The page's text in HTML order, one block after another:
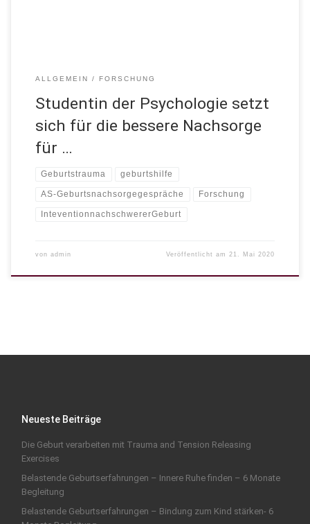
ALLGEMEIN FORSCHUNG
Studentin der Psychologie setzt
sich für die bessere Nachsorge
für …
Geburtstrauma geburtshilfe
AS-Geburtsnachsorgegespräche Forschung
InteventionnachschwererGeburt
von admin Veröffentlicht am 21. Mai 2020
Neueste Beiträge
Die Geburt verarbeiten mit Trauma and Tension Releasing
Exercises
Belastende Geburtserfahrungen – Innere Ruhe finden – 6 Monate
Begleitung
Belastende Geburtserfahrungen – Bindung zum Kind stärken- 6